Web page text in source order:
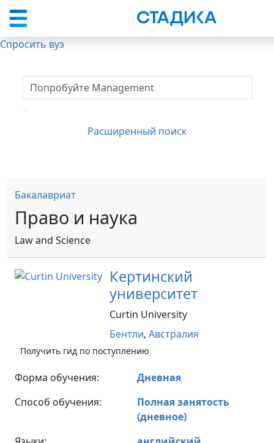
Спросить вуз
Расширенный поиск
Бакалавриат
Право и наука
Law and Science
Кертинский
университет
Curtin University
Бентли, Австралия
Получить гид по поступлению
Форма обучения:
Дневная
Способ обучения:
Полная занятость
(дневное)